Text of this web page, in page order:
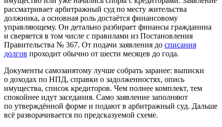
рассматривает арбитражный суд по месту жительства
должника, а основная роль достаётся финансовому
управляющему. Он детально разбирает финансы гражданина
и сверяется в том числе с правилами из Постановления
Правительства № 367. От подачи заявления до списания
долгов проходит обычно от шести месяцев до года.
Документы самозанятому лучше собрать заранее: выписки
о доходах по НПД, справки о задолженностях, опись
имущества, список кредиторов. Чем полнее комплект, тем
спокойнее идут заседания. Само заявление заполняют
по утверждённой форме и подают в арбитражный суд. Дальше
всё разворачивается по предсказуемой схеме.